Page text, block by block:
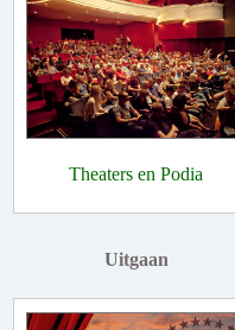
Theaters en Podia
Uitgaan